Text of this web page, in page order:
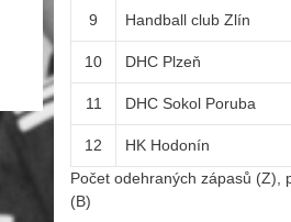
9 Handball club Zlín
10 DHC Plzeň
11 DHC Sokol Poruba
12 HK Hodonín
Počet odehraných zápasů (Z),
(B)